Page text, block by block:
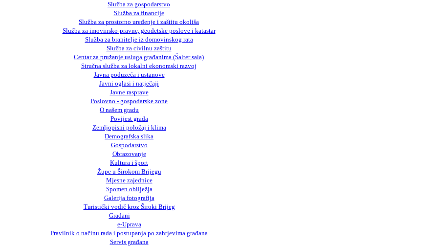
Služba za gospodarstvo
Služba za financije
Služba za prostorno uređenje i zaštitu okoliša
Služba za imovinsko-pravne, geodetske poslove i katastar
Služba za branitelje iz domovinskog rata
Služba za civilnu zaštitu
Centar za pružanje usluga građanima (Šalter sala)
Stručna služba za lokalni ekonomski razvoj
Javna poduzeća i ustanove
Javni oglasi i natječaji
Javne rasprave
Poslovno - gospodarske zone
O našem gradu
Povijest grada
Zemljopisni položaj i klima
Demografska slika
Gospodarstvo
Obrazovanje
Kultura i šport
Župe u Širokom Brijegu
Mjesne zajednice
Spomen obilježja
Galerija fotografija
Turistički vodič kroz Široki Brijeg
Građani
e-Uprava
Pravilnik o načinu rada i postupanja po zahtjevima građana
Servis građana